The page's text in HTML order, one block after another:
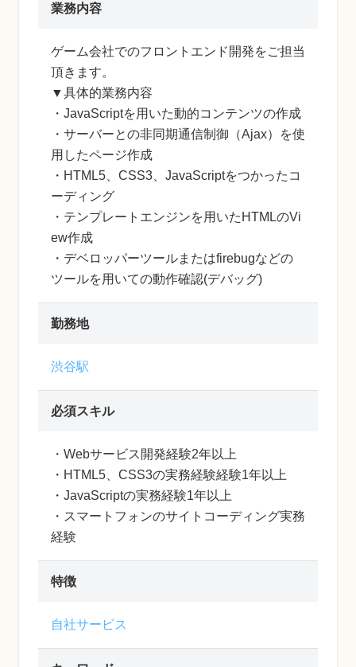
業務内容
ゲーム会社でのフロントエンド開発をご担当
頂きます。
▼具体的業務内容
・JavaScriptを用いた動的コンテンツの作成
・サーバーとの非同期通信制御（Ajax）を使
用したページ作成
・HTML5、CSS3、JavaScriptをつかったコ
ーディング
・テンプレートエンジンを用いたHTMLのVi
ew作成
・デベロッパーツールまたはfirebugなどの
ツールを用いての動作確認(デバッグ)
勤務地
渋谷駅
必須スキル
・Webサービス開発経験2年以上
・HTML5、CSS3の実務経験経験1年以上
・JavaScriptの実務経験1年以上
・スマートフォンのサイトコーディング実務
経験
特徴
自社サービス